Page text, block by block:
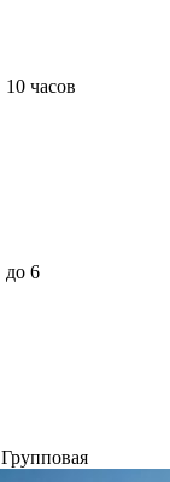
10 часов
до 6
Групповая